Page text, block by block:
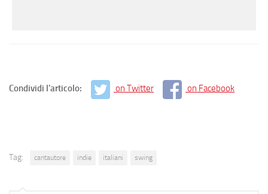
Condividi l'articolo: on Twitter on Facebook
Tag: cantautore indie italiani swing